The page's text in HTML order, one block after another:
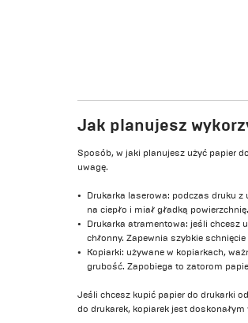
Jak planujesz
Sposób, w jaki planujesz użyć papier
uwagę.
Drukarka laserowa: podczas druku
na ciepło i miał gładką
Drukarka atramentowa: jeśli chcesz
chłonny. Zapewnia szybkie
Kopiarki: używane w kopiarkach,
grubość. Zapobiega to zatorom
Jeśli chcesz kupić papier do drukarki
do drukarek, kopiarek jest doskonałym